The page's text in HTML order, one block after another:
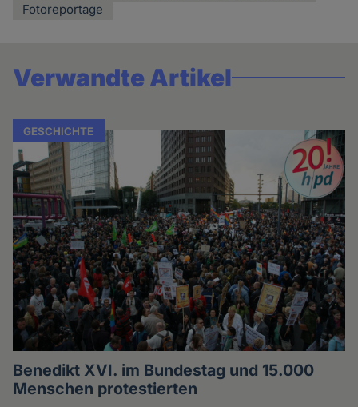
Fotoreportage
Verwandte Artikel
GESCHICHTE
Benedikt XVI. im Bundestag und 15.000
Menschen protestierten